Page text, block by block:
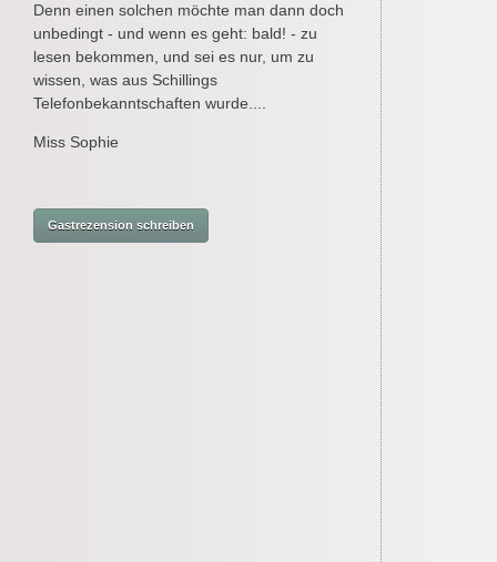
Denn einen solchen möchte man dann doch
unbedingt - und wenn es geht: bald! - zu
lesen bekommen, und sei es nur, um zu
wissen, was aus Schillings
Telefonbekanntschaften wurde....
Miss Sophie